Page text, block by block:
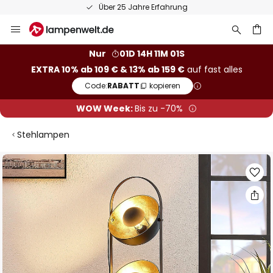
Über 25 Jahre Erfahrung
Inhalt
Nur
01D 14H 11M 01S
EXTRA 10% ab 109 € & 13% ab 159 €auf fast alles
Code:RABATT kopieren
WOW Week:Bis zu -70%
Stehlampen
Zum
Ende
der
Bildgalerie
springen